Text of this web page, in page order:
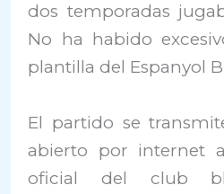
dos temporadas
No ha habido
plantilla del Espanyol
El partido se
abierto por internet
oficial del club